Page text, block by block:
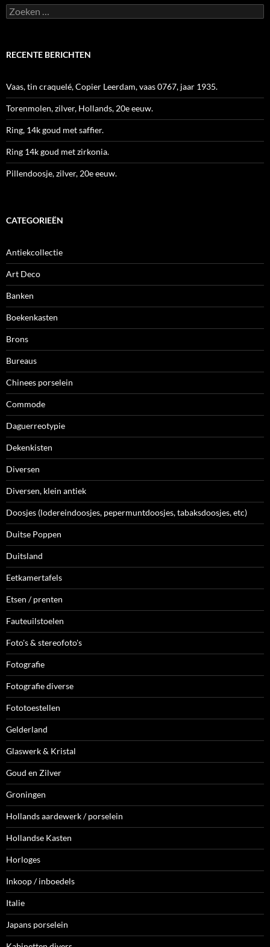
Zoeken
naar:
RECENTE BERICHTEN
Vaas, tin craquelé, Copier Leerdam, vaas 0767, jaar 1935.
Torenmolen, zilver, Hollands, 20e eeuw.
Ring, 14k goud met saffier.
Ring 14k goud met zirkonia.
Pillendoosje, zilver, 20e eeuw.
CATEGORIEËN
Antiekcollectie
Art Deco
Banken
Boekenkasten
Brons
Bureaus
Chinees porselein
Commode
Daguerreotypie
Dekenkisten
Diversen
Diversen, klein antiek
Doosjes (lodereindoosjes, pepermuntdoosjes, tabaksdoosjes, etc)
Duitse Poppen
Duitsland
Eetkamertafels
Etsen / prenten
Fauteuilstoelen
Foto's & stereofoto's
Fotografie
Fotografie diverse
Fototoestellen
Gelderland
Glaswerk & Kristal
Goud en Zilver
Groningen
Hollands aardewerk / porselein
Hollandse Kasten
Horloges
Inkoop / inboedels
Italie
Japans porselein